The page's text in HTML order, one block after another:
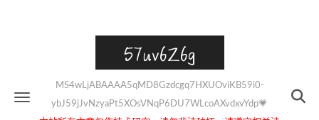
57uv6Z6g
MS4wLjABAAAA5qMD8Gzdcgq7HXUOviKB59i0-
ybJ59jJvNzyaPt5XOsVNqP6DU7WLcoAXvdxvYdp💗